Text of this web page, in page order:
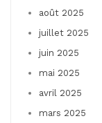
août 2025
juillet 2025
juin 2025
mai 2025
avril 2025
mars 2025